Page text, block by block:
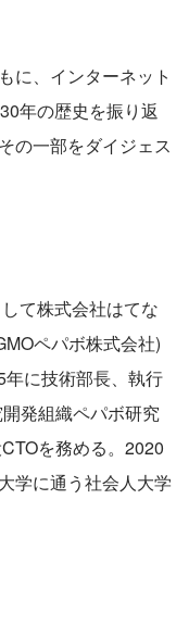
に、インターネット
年の歴史を振り返
の一部をダイジェス
て株式会社はてな
ペパボ株式会社)
に技術部長、執行
発組織ペパボ研究
を務める。2020
学に通う社会人大学